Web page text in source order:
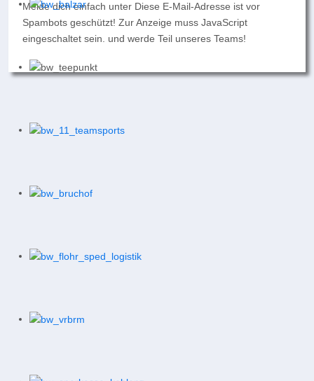
Melde dich einfach unter Diese E-Mail-Adresse ist vor
Spambots geschützt! Zur Anzeige muss JavaScript
eingeschaltet sein.
und werde Teil unseres Teams!